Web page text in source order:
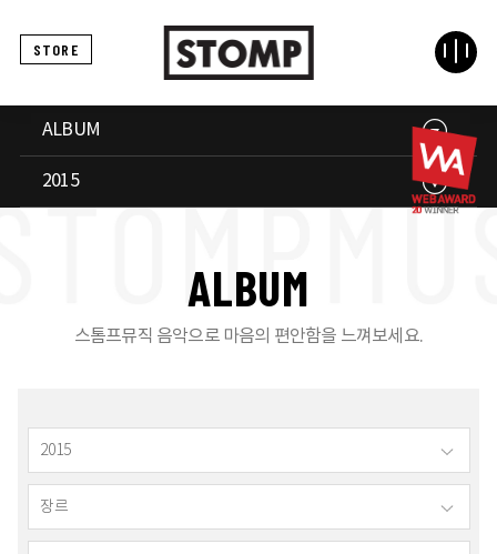
STORE
ALBUM
2015
ALBUM
스톰프뮤직 음악으로 마음의 편안함을 느껴보세요.